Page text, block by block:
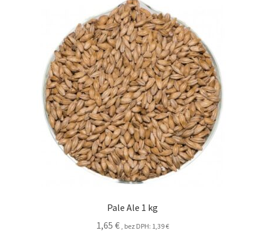
Pale Ale 1 kg
1,65 € , bez DPH: 1,39€